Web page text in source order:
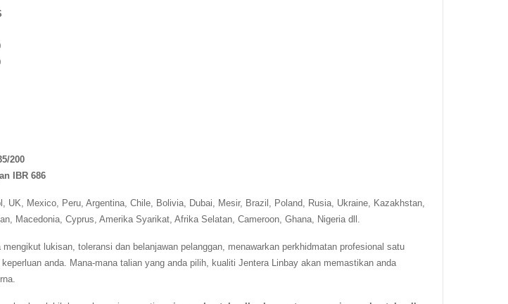
200
IBR 686
UK, Mexico, Peru, Argentina, Chile, Bolivia, Dubai, Mesir, Brazil, Poland, Rusia, Ukraine, Kazakhstan,
Macedonia, Cyprus, Amerika Syarikat, Afrika Selatan, Cameroon, Ghana, Nigeria dll.
lukisan, toleransi dan belanjawan pelanggan, menawarkan perkhidmatan profesional satu
anda. Mana-mana talian yang anda pilih, kualiti Jentera Linbay akan memastikan anda